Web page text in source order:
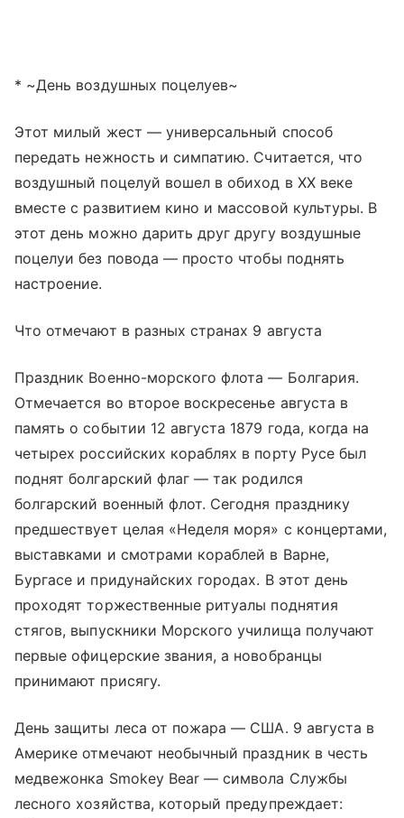
* ~День воздушных поцелуев~
Этот милый жест — универсальный способ
передать нежность и симпатию. Считается, что
воздушный поцелуй вошел в обиход в XX веке
вместе с развитием кино и массовой культуры. В
этот день можно дарить друг другу воздушные
поцелуи без повода — просто чтобы поднять
настроение.
Что отмечают в разных странах 9 августа
Праздник Военно-морского флота — Болгария.
Отмечается во второе воскресенье августа в
память о событии 12 августа 1879 года, когда на
четырех российских кораблях в порту Русе был
поднят болгарский флаг — так родился
болгарский военный флот. Сегодня празднику
предшествует целая «Неделя моря» с концертами,
выставками и смотрами кораблей в Варне,
Бургасе и придунайских городах. В этот день
проходят торжественные ритуалы поднятия
стягов, выпускники Морского училища получают
первые офицерские звания, а новобранцы
принимают присягу.
День защиты леса от пожара — США. 9 августа в
Америке отмечают необычный праздник в честь
медвежонка Smokey Bear — символа Службы
лесного хозяйства, который предупреждает: